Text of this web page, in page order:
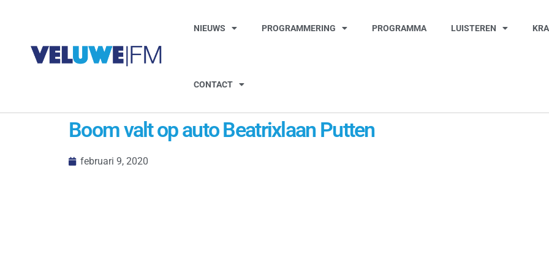
NIEUWS PROGRAMMERING PROGRAMMA LUISTEREN
CONTACT
Boom valt op auto Beatrixlaan Putten
februari 9, 2020